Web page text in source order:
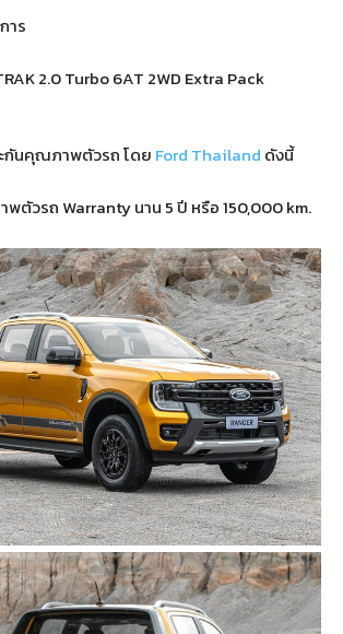
าร
2.0 Turbo 6AT 2WD Extra Pack
กันคุณภาพตัวรถ โดย Ford Thailand ดังนี้
ตัวรถ Warranty นาน 5 ปี หรือ 150,000 km.